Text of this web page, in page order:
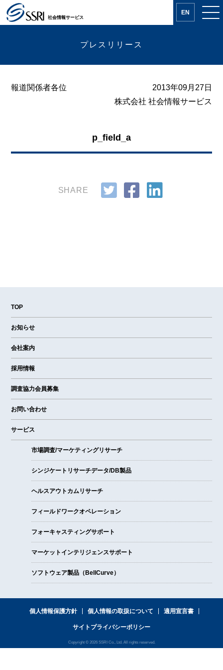
社会情報サービス
EN
プレスリリース
報道関係者各位
2013年09月27日
株式会社 社会情報サービス
p_field_a
SHARE
TOP
お知らせ
会社案内
採用情報
調査協力会員募集
お問い合わせ
サービス
市場調査/マーケティングリサーチ
シンジケートリサーチデータ/DB製品
ヘルスアウトカムリサーチ
フィールドワークオペレーション
フォーキャスティングサポート
マーケットインテリジェンスサポート
ソフトウェア製品（BellCurve）
個人情報保護方針 個人情報の取扱について 適用宣言書
サイトプライバシーポリシー
Copyright © 2026 SSRI Co., Ltd. All rights reserved.